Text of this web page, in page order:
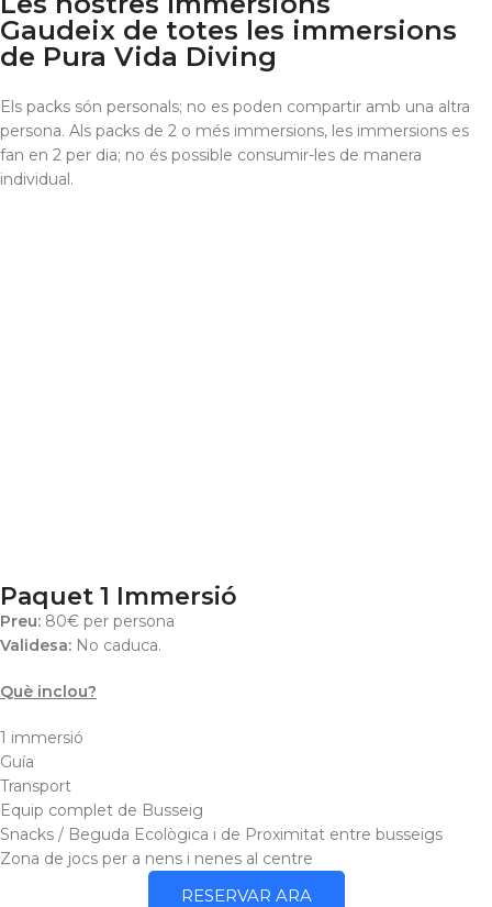
Gaudeix de totes les immersions
de Pura Vida Diving
Els packs són personals; no es poden compartir amb una altra
persona. Als packs de 2 o més immersions, les immersions es
fan en 2 per dia; no és possible consumir-les de manera
individual.
Paquet 1 Immersió
Preu: 80€ per persona
Validesa: No caduca.
Què inclou?
1 immersió
Guía
Transport
Equip complet de Busseig
Snacks / Beguda Ecològica i de Proximitat entre busseigs
Zona de jocs per a nens i nenes al centre
RESERVAR ARA